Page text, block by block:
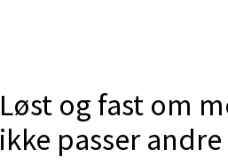
Løst og fast om
ikke passer